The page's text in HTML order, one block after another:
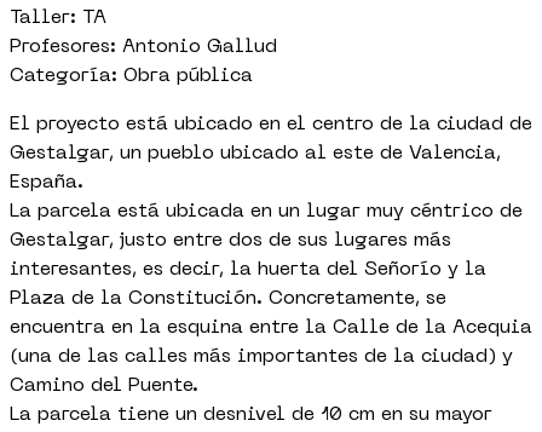
Taller: TA
Profesores: Antonio Gallud
Categoría: Obra pública
El proyecto está ubicado en el centro de la ciudad de
Gestalgar, un pueblo ubicado al este de Valencia,
España.
La parcela está ubicada en un lugar muy céntrico de
Gestalgar, justo entre dos de sus lugares más
interesantes, es decir, la huerta del Señorío y la
Plaza de la Constitución. Concretamente, se
encuentra en la esquina entre la Calle de la Acequia
(una de las calles más importantes de la ciudad) y
Camino del Puente.
La parcela tiene un desnivel de 10 cm en su mayor